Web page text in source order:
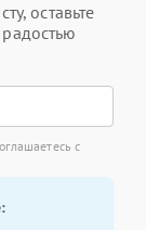
оставьте
с